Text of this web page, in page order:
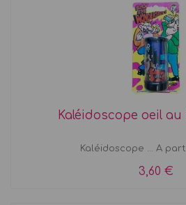
Kaléidoscope oeil
Kaléidoscope ... A
3,60 €